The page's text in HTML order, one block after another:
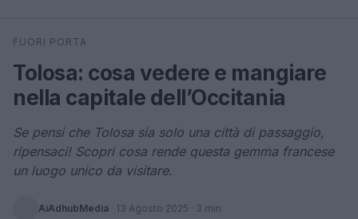
Cerca
FUORI PORTA
Tolosa: cosa vedere e mangiare
nella capitale dell’Occitania
Se pensi che Tolosa sia solo una città di passaggio,
ripensaci! Scopri cosa rende questa gemma francese
un luogo unico da visitare.
AiAdhubMedia · 13 Agosto 2025 · 3 min